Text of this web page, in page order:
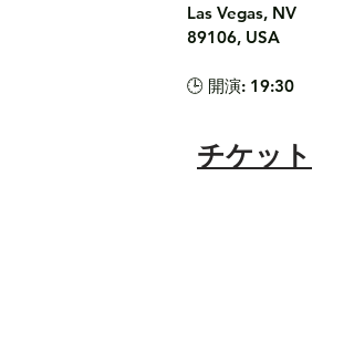
Las Vegas, NV
89106, USA
🕒 開演: 19:30
チケット